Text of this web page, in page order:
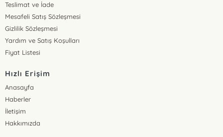
Teslimat ve İade
Mesafeli Satış Sözleşmesi
Gizlilik Sözleşmesi
Yardım ve Satış Koşulları
Fiyat Listesi
Hızlı Erişim
Anasayfa
Haberler
İletişim
Hakkımızda